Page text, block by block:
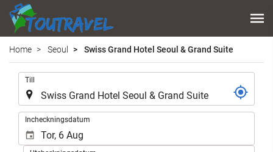
Home Seoul Swiss Grand Hotel Seoul & Grand Suite
Till
Incheckningsdatum